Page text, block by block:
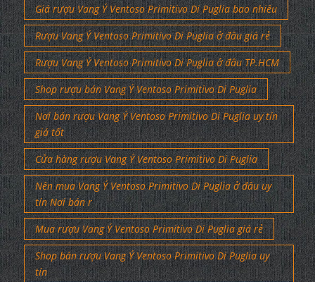
Giá rượu Vang Ý Ventoso Primitivo Di Puglia bao nhiêu
Rượu Vang Ý Ventoso Primitivo Di Puglia ở đâu giá rẻ
Rượu Vang Ý Ventoso Primitivo Di Puglia ở đâu TP.HCM
Shop rượu bán Vang Ý Ventoso Primitivo Di Puglia
Nơi bán rượu Vang Ý Ventoso Primitivo Di Puglia uy tín
giá tốt
Cửa hàng rượu Vang Ý Ventoso Primitivo Di Puglia
Nên mua Vang Ý Ventoso Primitivo Di Puglia ở đâu uy
tín Nơi bán r
Mua rượu Vang Ý Ventoso Primitivo Di Puglia giá rẻ
Shop bán rượu Vang Ý Ventoso Primitivo Di Puglia uy
tín